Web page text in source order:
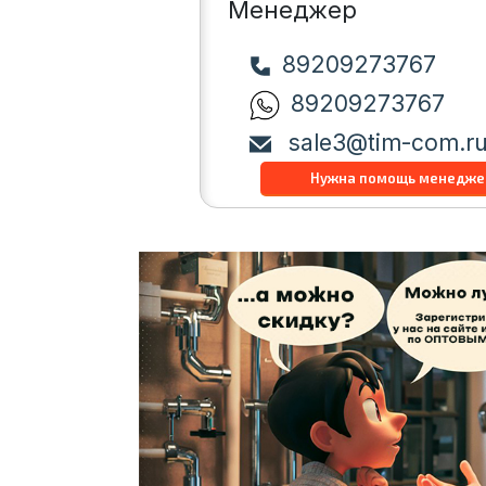
Менеджер
89209273767
89209273767
sale3@tim-